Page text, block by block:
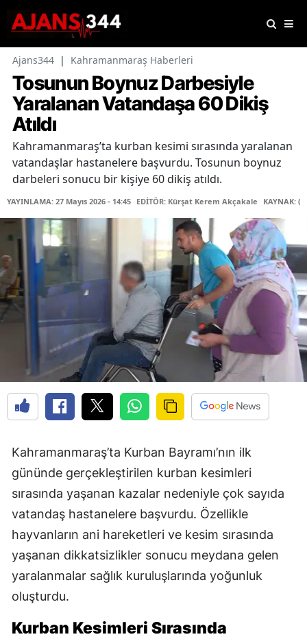
Ajans344 | Kahramanmaraş Haberleri
Tosunun Boynuz Darbesiyle
Yaralanan Vatandaşa 60 Dikiş
Atıldı
Kahramanmaraş’ta kurban kesimi sırasında yaralanan
vatandaşlar hastanelere başvurdu. Tosunun boynuz
darbeleri sonucu bir kişiye 60 dikiş atıldı.
YAYINLAMA: 27 Mayıs 2026 - 14:45 EDİTÖR: Kürşat Kerem Akçakale KAYNAK:
Kahramanmaraş’ta Kurban Bayramı’nın ilk
gününde gerçekleştirilen kurban kesimleri
sırasında yaşanan kazalar nedeniyle çok sayıda
vatandaş hastanelere başvurdu. Özellikle
hayvanların ani hareketleri ve kesim sırasında
yaşanan dikkatsizlikler sonucu meydana gelen
yaralanmalar sağlık kuruluşlarında yoğunluk
oluşturdu.
Kurban Kesimleri Sırasında